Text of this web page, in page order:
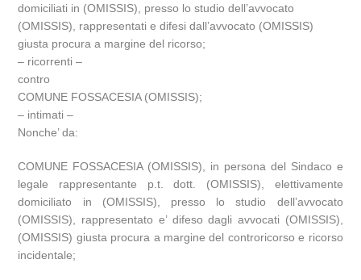
domiciliati in (OMISSIS), presso lo studio dell’avvocato
(OMISSIS), rappresentati e difesi dall’avvocato (OMISSIS)
giusta procura a margine del ricorso;
– ricorrenti –
contro
COMUNE FOSSACESIA (OMISSIS);
– intimati –
Nonche’ da:
COMUNE FOSSACESIA (OMISSIS), in persona del Sindaco e
legale rappresentante p.t. dott. (OMISSIS), elettivamente
domiciliato in (OMISSIS), presso lo studio dell’avvocato
(OMISSIS), rappresentato e’ difeso dagli avvocati (OMISSIS),
(OMISSIS) giusta procura a margine del controricorso e ricorso
incidentale;